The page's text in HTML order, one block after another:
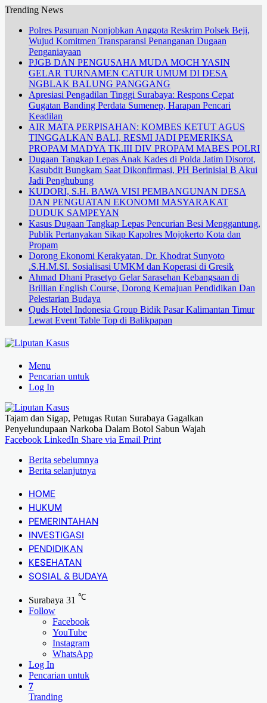
Trending News
Polres Pasuruan Nonjobkan Anggota Reskrim Polsek Beji,
Wujud Komitmen Transparansi Penanganan Dugaan
Penganiayaan
PJGB DAN PENGUSAHA MUDA MOCH YASIN
GELAR TURNAMEN CATUR UMUM DI DESA
NGBLAK BALUNG PANGGANG
Apresiasi Pengadilan Tinggi Surabaya: Respons Cepat
Gugatan Banding Perdata Sumenep, Harapan Pencari
Keadilan
AIR MATA PERPISAHAN: KOMBES KETUT AGUS
TINGGALKAN BALI, RESMI JADI PEMERIKSA
PROPAM MADYA TK.III DIV PROPAM MABES POLRI
Dugaan Tangkap Lepas Anak Kades di Polda Jatim Disorot,
Kasubdit Bungkam Saat Dikonfirmasi, PH Berinisial B Akui
Jadi Penghubung
KUDORI, S.H. BAWA VISI PEMBANGUNAN DESA
DAN PENGUATAN EKONOMI MASYARAKAT
DUDUK SAMPEYAN
Kasus Dugaan Tangkap Lepas Pencurian Besi Menggantung,
Publik Pertanyakan Sikap Kapolres Mojokerto Kota dan
Propam
Dorong Ekonomi Kerakyatan, Dr. Khodrat Sunyoto
.S.H.M.SI. Sosialisasi UMKM dan Koperasi di Gresik
Ahmad Dhani Prasetyo Gelar Sarasehan Kebangsaan di
Brillian English Course, Dorong Kemajuan Pendidikan Dan
Pelestarian Budaya
Quds Hotel Indonesia Group Bidik Pasar Kalimantan Timur
Lewat Event Table Top di Balikpapan
Menu
Pencarian untuk
Log In
Tajam dan Sigap, Petugas Rutan Surabaya Gagalkan
Penyelundupaan Narkoba Dalam Botol Sabun Wajah
Facebook LinkedIn Share via Email Print
Berita sebelumnya
Berita selanjutnya
HOME
HUKUM
PEMERINTAHAN
INVESTIGASI
PENDIDIKAN
KESEHATAN
SOSIAL & BUDAYA
Surabaya 31 ℃
Follow
Facebook
YouTube
Instagram
WhatsApp
Log In
Pencarian untuk
7
Tranding